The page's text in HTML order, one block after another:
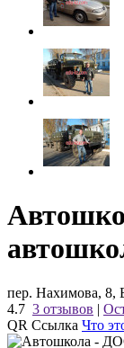
пер. Нахимова, 8,
4.7 3 отзывов |
QR Ссылка Что